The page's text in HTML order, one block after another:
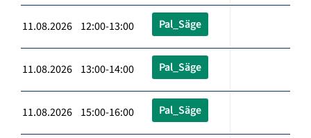
11.08.2026 12:00-13:00 Pal_Säge
11.08.2026 13:00-14:00 Pal_Säge
11.08.2026 15:00-16:00 Pal_Säge